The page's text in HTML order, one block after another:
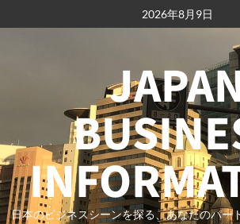
容
2026年8月9日
日本のビジネスシーンを探る、あなたのパー